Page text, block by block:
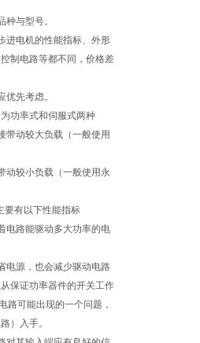
与型号。
进电机的性能指标、外形
制电路等都不同，价格差
先考虑。
功率式和伺服式两种
带动较大负载（一般使用
动较小负载（一般使用永
要有以下性能指标
电路能驱动多大功率的电
电源，也会减少驱动电路
保证功率器件的开关工作
路可能出现的一个问题，
）入手。